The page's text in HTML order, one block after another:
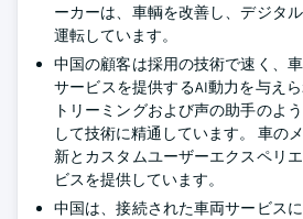
ーカーは、車輌を改善し、デジタ
運転しています。
中国の顧客は採用の技術で速く、
サービスを提供するAI動力を与え
トリーミングおよび声の助手のよ
して技術に精通しています。 車の
新とカスタムユーザーエクスペリ
ビスを提供しています。
中国は、接続された車両サービス